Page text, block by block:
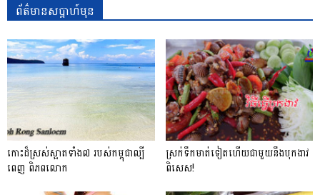
ព័ត៌មានសប្តាហ៍មុន
កោះដ៏ស្រស់ស្អាតទាំង៧ របស់កម្ពុជាល្បី
ពេញ ពិភពលោក
ស្រក់ទឹកមាត់ទៀតហើយជាមួយនឹងបុកងាវ
ពិសេស!